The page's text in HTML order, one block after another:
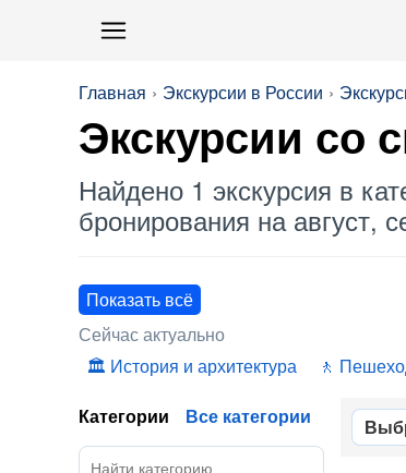
Главная Экскурсии в России
Экскурсии со
Найдено 1 экскурсия в
бронирования на август,
Показать всё
Сейчас актуально
История и архитектура
Категории Все категории